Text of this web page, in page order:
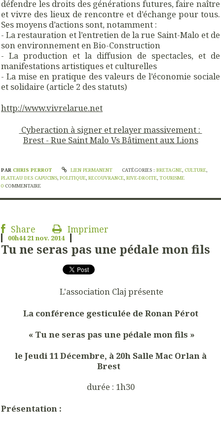
défendre les droits des générations futures, faire naître
et vivre des lieux de rencontre et d’échange pour tous.
Ses moyens d’actions sont, notamment :
- La restauration et l’entretien de la rue Saint-Malo et de
son environnement en Bio-Construction
- La production et la diffusion de spectacles, et de
manifestations artistiques et culturelles
- La mise en pratique des valeurs de l’économie sociale
et solidaire (article 2 des statuts)
http://www.vivrelarue.net
Cyberaction à signer et relayer massivement :
Brest - Rue Saint Malo Vs Bâtiment aux Lions
PAR CHRIS PERROT LIEN PERMANENT CATÉGORIES :BRETAGNE, CULTURE,
PLATEAU DES CAPUCINS, POLITIQUE, RECOUVRANCE, RIVE-DROITE, TOURISME
0 COMMENTAIRE
Share Imprimer
00h44 21nov. 2014
Tu ne seras pas une pédale mon fils
L'association Claj présente
La conférence gesticulée de Ronan Pérot
« Tu ne seras pas une pédale mon fils »
le Jeudi 11 Décembre, à 20h Salle Mac Orlan à
Brest
durée : 1h30
Présentation :